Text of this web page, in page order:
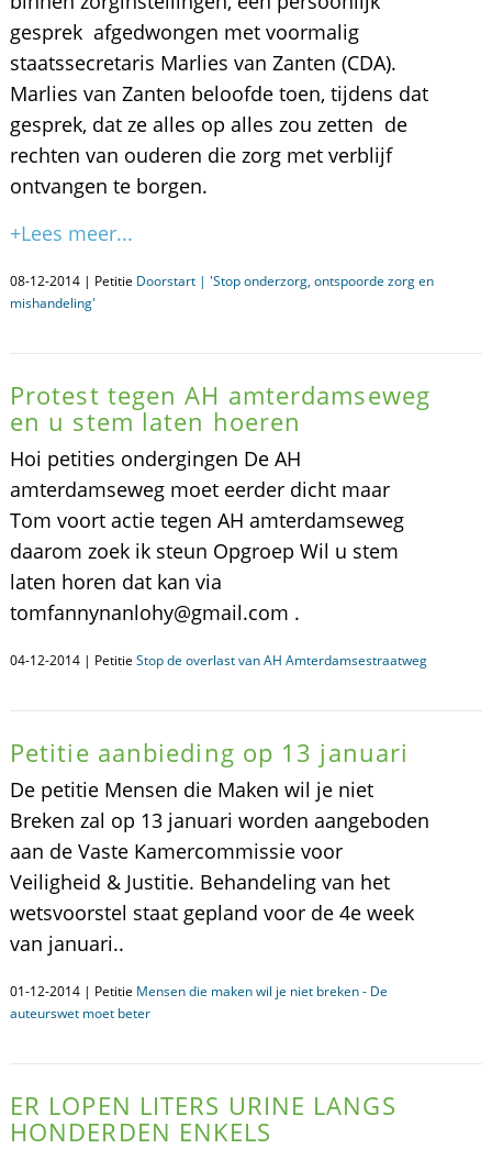
gesprek afgedwongen met voormalig
staatssecretaris Marlies van Zanten (CDA).
Marlies van Zanten beloofde toen, tijdens dat
gesprek, dat ze alles op alles zou zetten de
rechten van ouderen die zorg met verblijf
ontvangen te borgen.
+Lees meer...
08-12-2014 | Petitie Doorstart | 'Stop onderzorg, ontspoorde zorg en
mishandeling'
Protest tegen AH amterdamseweg
en u stem laten hoeren
Hoi petities ondergingen De AH
amterdamseweg moet eerder dicht maar
Tom voort actie tegen AH amterdamseweg
daarom zoek ik steun Opgroep Wil u stem
laten horen dat kan via
tomfannynanlohy@gmail.com .
04-12-2014 | Petitie Stop de overlast van AH Amterdamsestraatweg
Petitie aanbieding op 13 januari
De petitie Mensen die Maken wil je niet
Breken zal op 13 januari worden aangeboden
aan de Vaste Kamercommissie voor
Veiligheid & Justitie. Behandeling van het
wetsvoorstel staat gepland voor de 4e week
van januari..
01-12-2014 | Petitie Mensen die maken wil je niet breken - De
auteurswet moet beter
ER LOPEN LITERS URINE LANGS
HONDERDEN ENKELS